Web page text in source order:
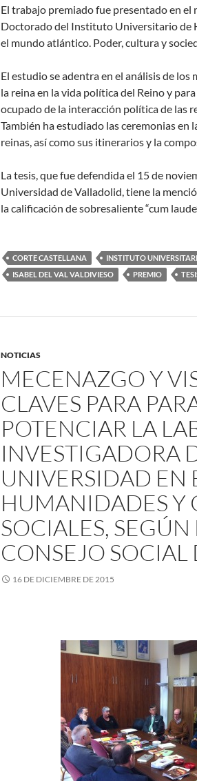
El trabajo premiado fue presentado en el
Doctorado del Instituto Universitario de
el mundo atlántico. Poder, cultura y
El estudio se adentra en el análisis de los
la reina en la vida política del Reino y
ocupado de la interacción política de las
También ha estudiado las ceremonias en
reinas, así como sus itinerarios y la
La tesis, que fue defendida el 15 de
Universidad de Valladolid, tiene la
la calificación de sobresaliente “cum
CORTE CASTELLANA
INSTITUTO
ISABEL DEL VAL VALDIVIESO
PREMIO
NOTICIAS
MECENAZGO Y
CLAVES PARA
POTENCIAR LA
INVESTIGADORA
UNIVERSIDAD EN
HUMANIDADES Y
SOCIALES, SEGÚN
CONSEJO SOCIAL
16 DE DICIEMBRE DE 2015